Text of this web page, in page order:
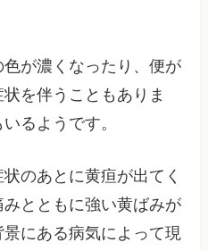
が濃くなったり、便が
を伴うこともありま
るようです。
のあとに黄疸が出てく
とともに強い黄ばみが
にある病気によって現